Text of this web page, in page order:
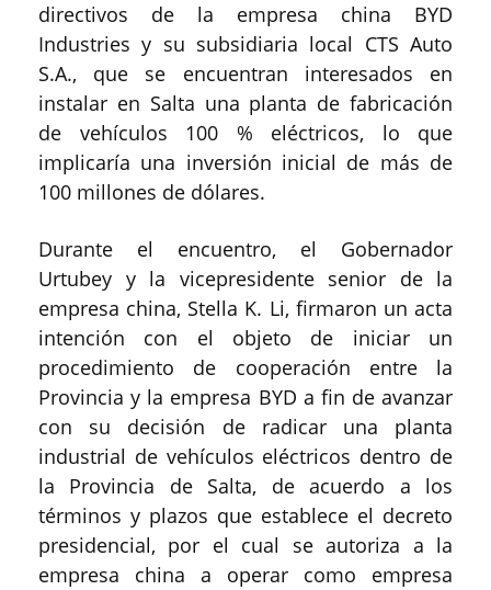
directivos de la empresa china BYD
Industries y su subsidiaria local CTS Auto
S.A., que se encuentran interesados en
instalar en Salta una planta de fabricación
de vehículos 100 % eléctricos, lo que
implicaría una inversión inicial de más de
100 millones de dólares.
Durante el encuentro, el Gobernador
Urtubey y la vicepresidente senior de la
empresa china, Stella K. Li, firmaron un acta
intención con el objeto de iniciar un
procedimiento de cooperación entre la
Provincia y la empresa BYD a fin de avanzar
con su decisión de radicar una planta
industrial de vehículos eléctricos dentro de
la Provincia de Salta, de acuerdo a los
términos y plazos que establece el decreto
presidencial, por el cual se autoriza a la
empresa china a operar como empresa